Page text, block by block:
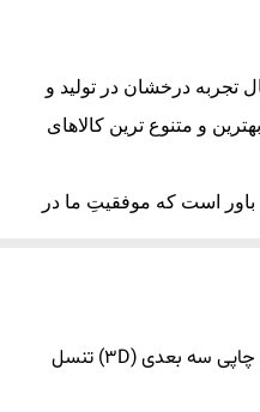
خواب متین با بیش از ۲۰ سال تجربه درخشان در تولید و
و متنوع ترین کالاهای
است که موفقیتِ ما در
خواب خوب و استاندارد، به
سودآوری مورد نظر دست
سه بعدی(3D) تنسل